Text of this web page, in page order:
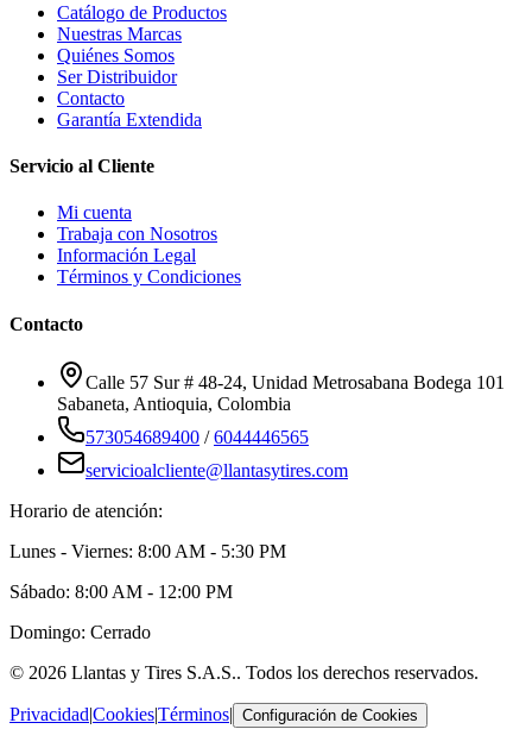
Catálogo de Productos
Nuestras Marcas
Quiénes Somos
Ser Distribuidor
Contacto
Garantía Extendida
Servicio al Cliente
Mi cuenta
Trabaja con Nosotros
Información Legal
Términos y Condiciones
Contacto
Calle 57 Sur # 48-24, Unidad Metrosabana Bodega 101
Sabaneta, Antioquia, Colombia
573054689400 /6044446565
servicioalcliente@llantasytires.com
Horario de atención:
Lunes - Viernes: 8:00 AM - 5:30 PM
Sábado: 8:00 AM - 12:00 PM
Domingo: Cerrado
© 2026 Llantas y Tires S.A.S.. Todos los derechos reservados.
Privacidad|Cookies|Términos| Configuración de Cookies